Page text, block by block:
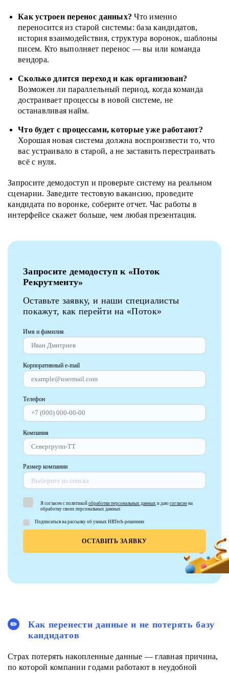
Как устроен перенос данных? Что именно
переносится из старой системы: база кандидатов,
история взаимодействия, структура воронок, шаблоны
писем. Кто выполняет перенос — вы или команда
вендора.
Сколько длится переход и как организован?
Возможен ли параллельный период, когда команда
достраивает процессы в новой системе, не
останавливая найм.
Что будет с процессами, которые уже работают?
Хорошая новая система должна воспроизвести то, что
вас устраивало в старой, а не заставить перестраивать
всё с нуля.
Запросите демодоступ и проверьте систему на реальном
сценарии. Заведите тестовую вакансию, проведите
кандидата по воронке, соберите отчет. Час работы в
интерфейсе скажет больше, чем любая презентация.
Запросите демодоступ к «Поток
Рекрутменту»
Оставьте заявку, и наши специалисты
покажут, как перейти на «Поток»
Имя и фамилия
Корпоративный e-mail
Телефон
Компания
Размер компании
Выберите из списка
Я согласен с политикой обработки персональных данных и даю согласие на
обработку своих персональных данных
Подписаться на рассылку об умных HRTech-решениях
Как перенести данные и не потерять базу
кандидатов
Страх потерять накопленные данные — главная причина,
по которой компании годами работают в неудобной